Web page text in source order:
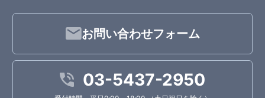
お問い合わせフォーム
03-5437-2950